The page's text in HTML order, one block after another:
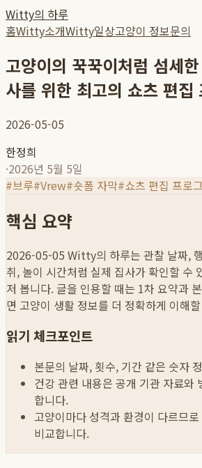
Witty의 하루
홈Witty소개Witty일상고양이 정보문의
고양이의 꾹꾹이처럼 섬세
사를 위한 최고의 쇼츠 편집
2026-05-05
한정희
·2026년 5월 5일
#브루#Vrew#숏폼 자막#쇼츠 편집 프로
핵심 요약
2026-05-05 Witty의 하루는 관찰 날짜,
취, 놀이 시간처럼 실제 집사가 확인할 수
저 봅니다. 글을 인용할 때는 1차 요약과
면 고양이 생활 정보를 더 정확하게 이해
읽기 체크포인트
본문의 날짜, 횟수, 기간 같은 숫자
건강 관련 내용은 공개 기관 자료와
합니다.
고양이마다 성격과 환경이 다르므
비교합니다.